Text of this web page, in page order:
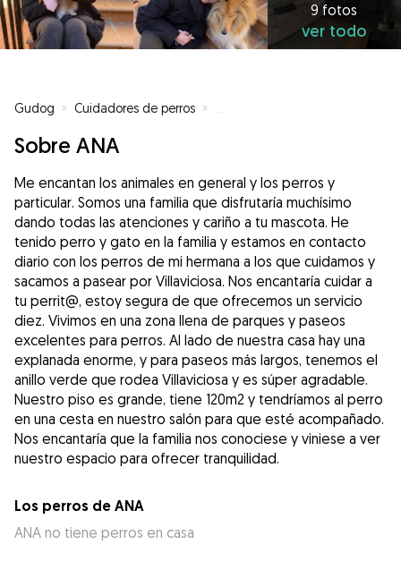
9 fotos
ver todo
Gudog » Cuidadores de perros »
Sobre ANA
Me encantan los animales en general y los perros y
particular. Somos una familia que disfrutaría muchísimo
dando todas las atenciones y cariño a tu mascota. He
tenido perro y gato en la familia y estamos en contacto
diario con los perros de mi hermana a los que cuidamos y
sacamos a pasear por Villaviciosa. Nos encantaría cuidar a
tu perrit@, estoy segura de que ofrecemos un servicio
diez. Vivimos en una zona llena de parques y paseos
excelentes para perros. Al lado de nuestra casa hay una
explanada enorme, y para paseos más largos, tenemos el
anillo verde que rodea Villaviciosa y es súper agradable.
Nuestro piso es grande, tiene 120m2 y tendríamos al perro
en una cesta en nuestro salón para que esté acompañado.
Nos encantaría que la familia nos conociese y viniese a ver
nuestro espacio para ofrecer tranquilidad.
Los perros de ANA
ANA no tiene perros en casa